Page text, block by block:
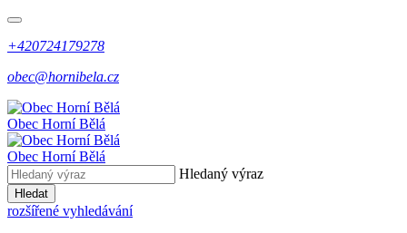
+420724179278
obec@hornibela.cz
Obec HorníBělá
Obec HorníBělá
Hledaný výraz
Hledat
rozšířené vyhledávání